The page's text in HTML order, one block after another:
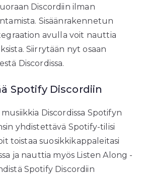
Discordiin ilman
Sisäänrakennetun
avulla voit nauttia
Siirrytään nyt osaan
Discordissa.
Spotify Discordiin
Discordissa Spotifyn
yhdistettävä Spotify-tilisi
toistaa suosikkikappaleitasi
ja nauttia myös Listen Along -
Spotify Discordiin